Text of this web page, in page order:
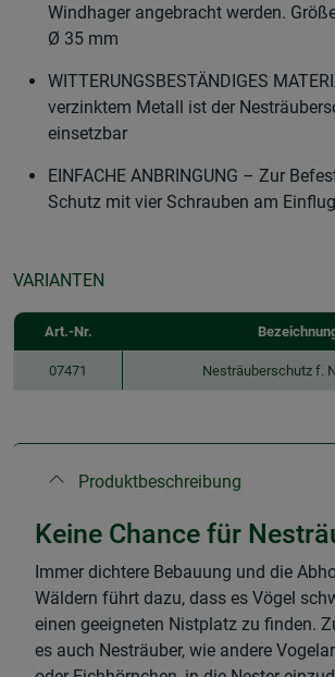
Windhager angebracht werden.
Ø 35 mm
WITTERUNGSBESTÄNDIGES
verzinktem Metall ist der
einsetzbar
EINFACHE ANBRINGUNG – Zur
Schutz mit vier Schrauben am
VARIANTEN
Art.-Nr.
07471 Nesträuberschutz f.
Produktbeschreibung
Keine Chance für
Immer dichtere Bebauung und die
Wäldern führt dazu, dass es Vögel
einen geeigneten Nistplatz zu finden.
es auch Nesträuber, wie andere